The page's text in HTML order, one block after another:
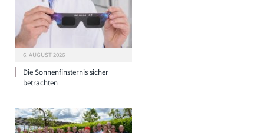
6. AUGUST 2026
Die Sonnenfinsternis sicher
betrachten